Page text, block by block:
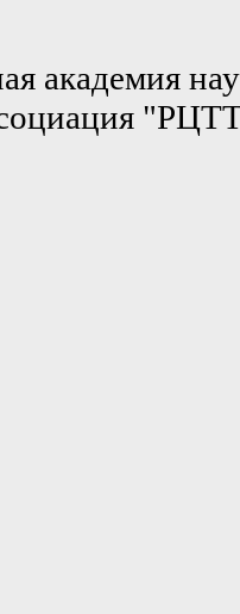
академия